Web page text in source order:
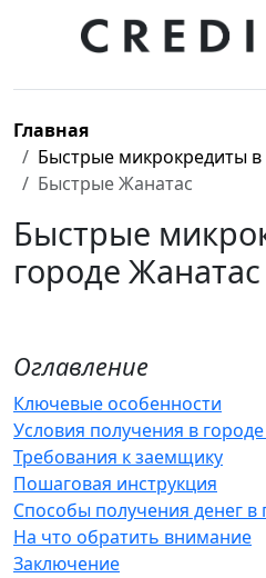
Главная
Быстрые микрокредиты в
Быстрые Жанатас
Быстрые
городе Жанатас
Оглавление
Ключевые особенности
Условия получения в
Требования к заемщику
Пошаговая инструкция
Способы получения денег в
На что обратить внимание
Заключение